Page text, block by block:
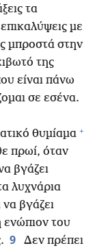
τα
με
μπροστά στην
της
είναι πάνω
σε εσένα.
θυμίαμα +
πρωί, όταν
βγάζει
λυχνάρια
βγάζει
ενώπιον του
9
Δεν πρέπει